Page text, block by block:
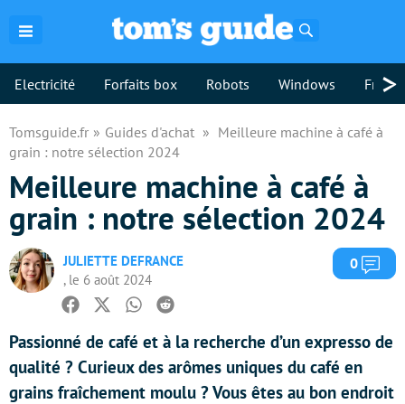
Electricité Forfaits box Robots Windows >
Tomsguide.fr Guides d'achat
Meilleure machine à café à
grain : notre sélection 2024
Meilleure machine à café à
grain : notre sélection 2024
JULIETTE DEFRANCE
, le 6 août 2024
0
Facebook
TwitterWhatsapp
Reddit
Passionné de café et à la recherche d’un expresso de
qualité ? Curieux des arômes uniques du café en
grains fraîchement moulu ? Vous êtes au bon endroit